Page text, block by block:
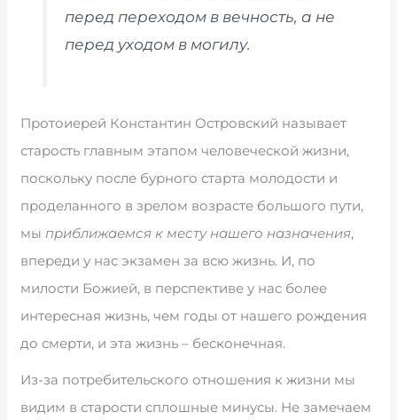
перед переходом в вечность, а не
перед уходом в могилу.
Протоиерей Константин Островский называет
старость главным этапом человеческой жизни,
поскольку после бурного старта молодости и
проделанного в зрелом возрасте большого пути,
мы приближаемся к месту нашего назначения,
впереди у нас экзамен за всю жизнь. И, по
милости Божией, в перспективе у нас более
интересная жизнь, чем годы от нашего рождения
до смерти, и эта жизнь – бесконечная.
Из-за потребительского отношения к жизни мы
видим в старости сплошные минусы. Не замечаем